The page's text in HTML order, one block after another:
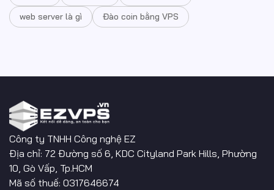
web server là gì
Đào coin bằng VPS
Công ty TNHH Công nghệ EZ
Địa chỉ: 72 Đường số 6, KDC Cityland Park Hills, Phường
10, Gò Vấp, Tp.HCM
Mã số thuế: 0317646674